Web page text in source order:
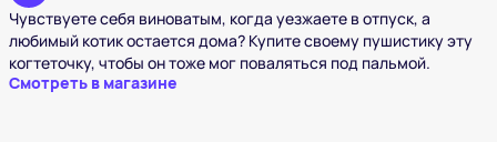
Чувствуете себя виноватым, когда уезжаете в отпуск, а
любимый котик остается дома? Купите своему пушистику эту
когтеточку, чтобы он тоже мог поваляться под пальмой.
Смотреть в магазине